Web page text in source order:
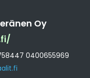
Oy
0400655969